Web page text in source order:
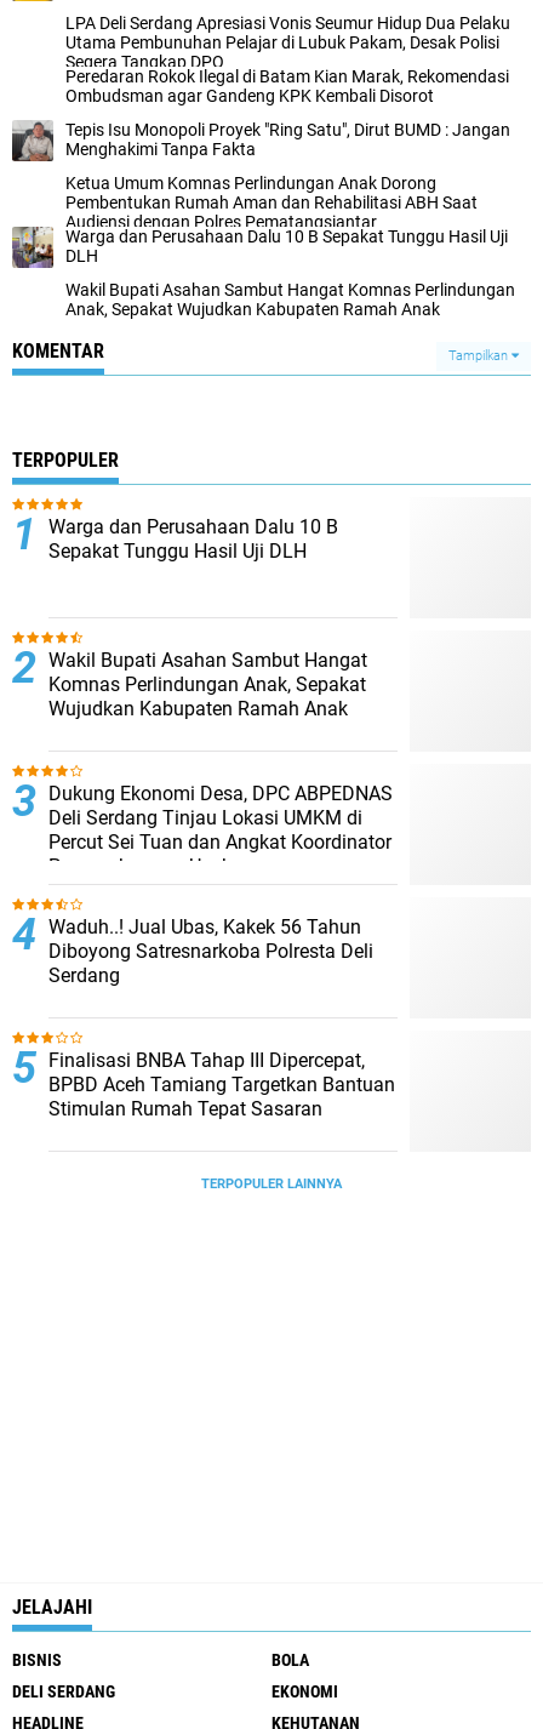
LPA Deli Serdang Apresiasi Vonis Seumur Hidup Dua Pelaku
Utama Pembunuhan Pelajar di Lubuk Pakam, Desak Polisi
Segera Tangkap DPO
Peredaran Rokok Ilegal di Batam Kian Marak, Rekomendasi
Ombudsman agar Gandeng KPK Kembali Disorot
Tepis Isu Monopoli Proyek "Ring Satu", Dirut BUMD : Jangan
Menghakimi Tanpa Fakta
Ketua Umum Komnas Perlindungan Anak Dorong
Pembentukan Rumah Aman dan Rehabilitasi ABH Saat
Audiensi dengan Polres Pematangsiantar
Warga dan Perusahaan Dalu 10 B Sepakat Tunggu Hasil Uji
DLH
Wakil Bupati Asahan Sambut Hangat Komnas Perlindungan
Anak, Sepakat Wujudkan Kabupaten Ramah Anak
KOMENTAR Tampilkan
TERPOPULER
Warga dan Perusahaan Dalu 10 B
Sepakat Tunggu Hasil Uji DLH
Wakil Bupati Asahan Sambut Hangat
Komnas Perlindungan Anak, Sepakat
Wujudkan Kabupaten Ramah Anak
Dukung Ekonomi Desa, DPC ABPEDNAS
Deli Serdang Tinjau Lokasi UMKM di
Percut Sei Tuan dan Angkat Koordinator
Pengembangan Usaha
Waduh..! Jual Ubas, Kakek 56 Tahun
Diboyong Satresnarkoba Polresta Deli
Serdang
Finalisasi BNBA Tahap III Dipercepat,
BPBD Aceh Tamiang Targetkan Bantuan
Stimulan Rumah Tepat Sasaran
TERPOPULER LAINNYA
JELAJAHI
BISNIS
BOLA
DELI SERDANG
EKONOMI
HEADLINE
KEHUTANAN